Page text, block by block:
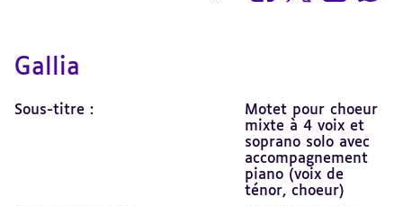
Gallia
Sous-titre :
Motet pour choeur
mixte à 4 voix et
soprano solo avec
accompagnement
piano (voix de
ténor, choeur)